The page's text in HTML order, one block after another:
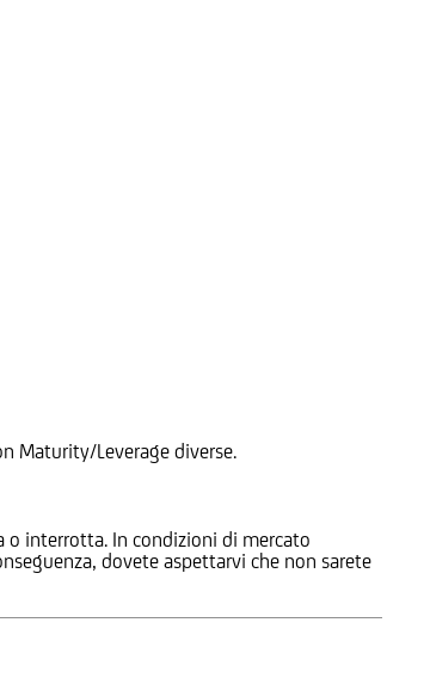
Maturity/Leverage diverse.
interrotta. In condizioni di mercato
dovete aspettarvi che non sarete